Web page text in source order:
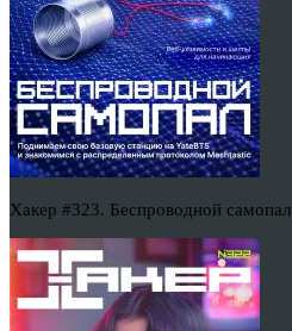
Хакер #323. Беспроводной самопал